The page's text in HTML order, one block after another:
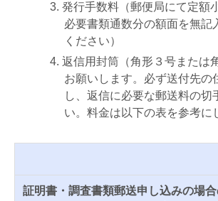
発行手数料（郵便局にて定額
必要書類通数分の額面を無記
ください）
返信用封筒（角形３号または
お願いします。必ず送付先の
し、返信に必要な郵送料の切
い。料金は以下の表を参考に
証明書・調査書類郵送申し込みの場